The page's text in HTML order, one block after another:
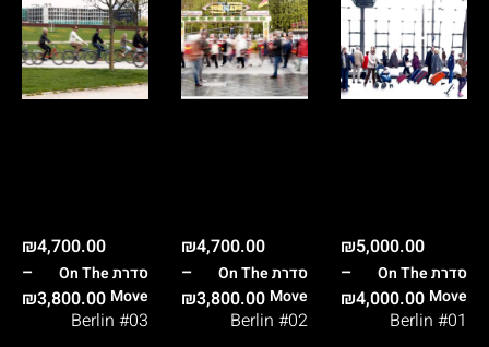
On The
Move
Berlin #01
₪4,000.00
–
₪5,000.00
On The
Move
Berlin #02
₪3,800.00
–
₪4,700.00
On The
Move
Berlin #03
₪3,800.00
–
₪4,700.00